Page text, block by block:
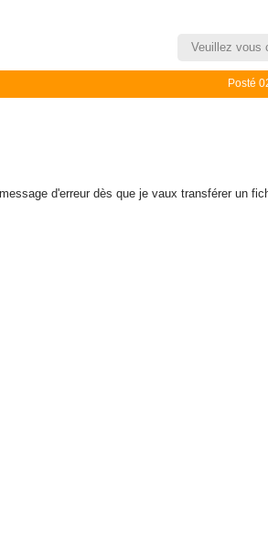
Veuillez vous
Posté
d'erreur dès que je vaux transférer un